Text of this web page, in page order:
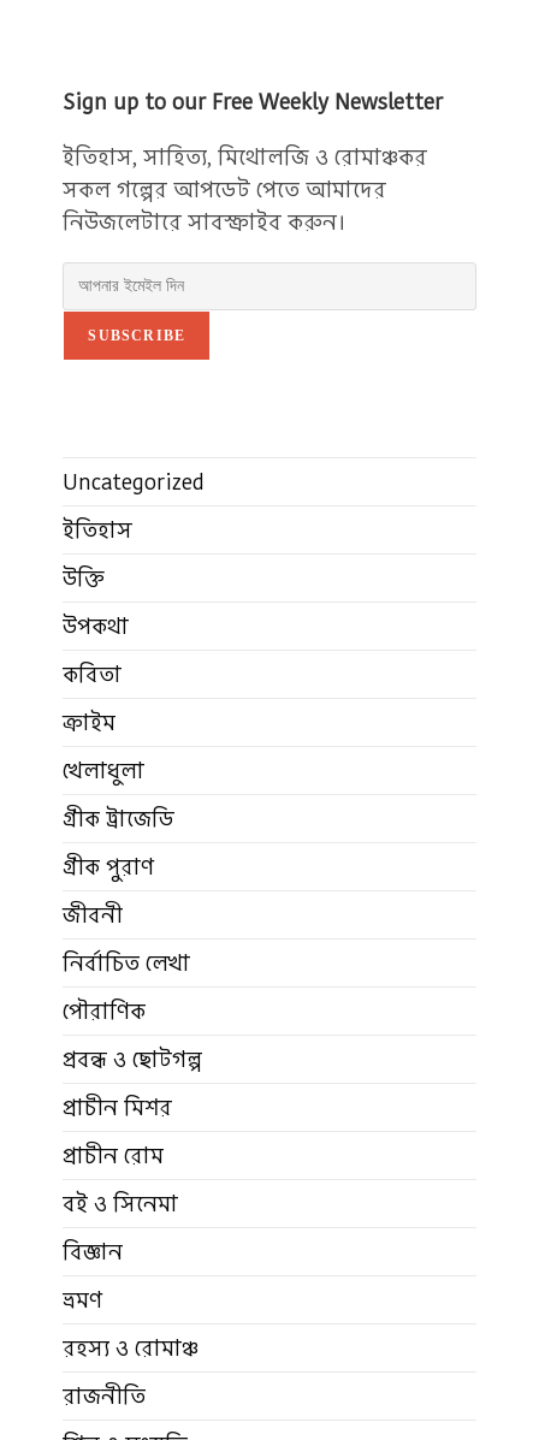
Sign up to our Free Weekly Newsletter
ইতিহাস, সাহিত্য, মিথোলজি ও রোমাঞ্চকর
সকল গল্পের আপডেট পেতে আমাদের
নিউজলেটারে সাবস্ক্রাইব করুন।
SUBSCRIBE
Uncategorized
ইতিহাস
উক্তি
উপকথা
কবিতা
ক্রাইম
খেলাধুলা
গ্রীক ট্রাজেডি
গ্রীক পুরাণ
জীবনী
নির্বাচিত লেখা
পৌরাণিক
প্রবন্ধ ও ছোটগল্প
প্রাচীন মিশর
প্রাচীন রোম
বই ও সিনেমা
বিজ্ঞান
ভ্রমণ
রহস্য ও রোমাঞ্চ
রাজনীতি